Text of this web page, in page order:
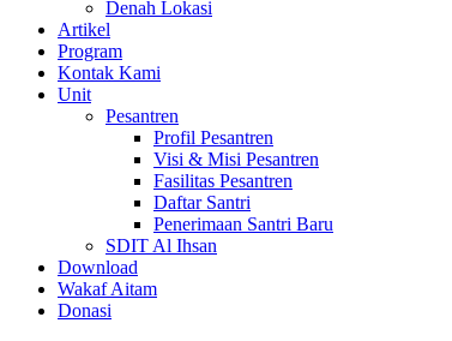
Denah Lokasi
Artikel
Program
Kontak Kami
Unit
Pesantren
Profil Pesantren
Visi & Misi Pesantren
Fasilitas Pesantren
Daftar Santri
Penerimaan Santri Baru
SDIT Al Ihsan
Download
Wakaf Aitam
Donasi